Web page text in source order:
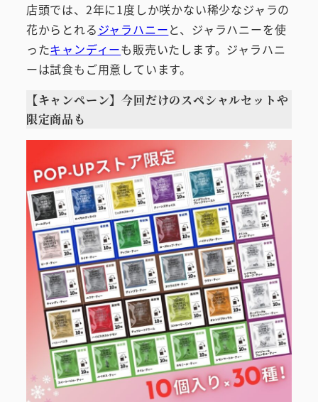
店頭では、2年に1度しか咲かない稀少なジャラの
花からとれるジャラハニーと、ジャラハニーを使
ったキャンディーも販売いたします。ジャラハニ
ーは試食もご用意しています。
【キャンペーン】今回だけのスペシャルセットや
限定商品も